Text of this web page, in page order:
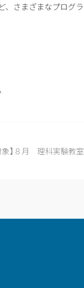
、さまざまなプログラ
象】８月 理科実験教室